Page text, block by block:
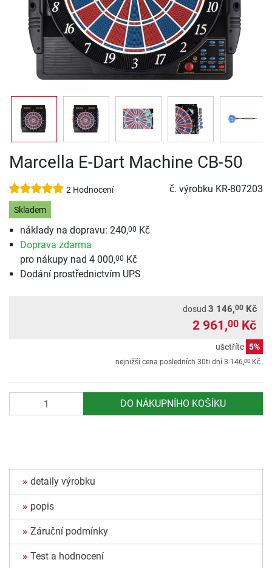
Marcella E-Dart Machine CB-50
2 Hodnocení č. výrobku KR-807203
Skladem
náklady na dopravu: 240,00 Kč
Doprava zdarma
pro nákupy nad 4 000,00 Kč
Dodání prostřednictvím UPS
dosud 3 146,00 Kč
2 961,00 Kč
ušetříte 5%
nejnižší cena posledních 30ti dní 3 146,00 Kč
DO NÁKUPNÍHO KOŠÍKU
detaily výrobku
popis
Záruční podmínky
Test a hodnocení